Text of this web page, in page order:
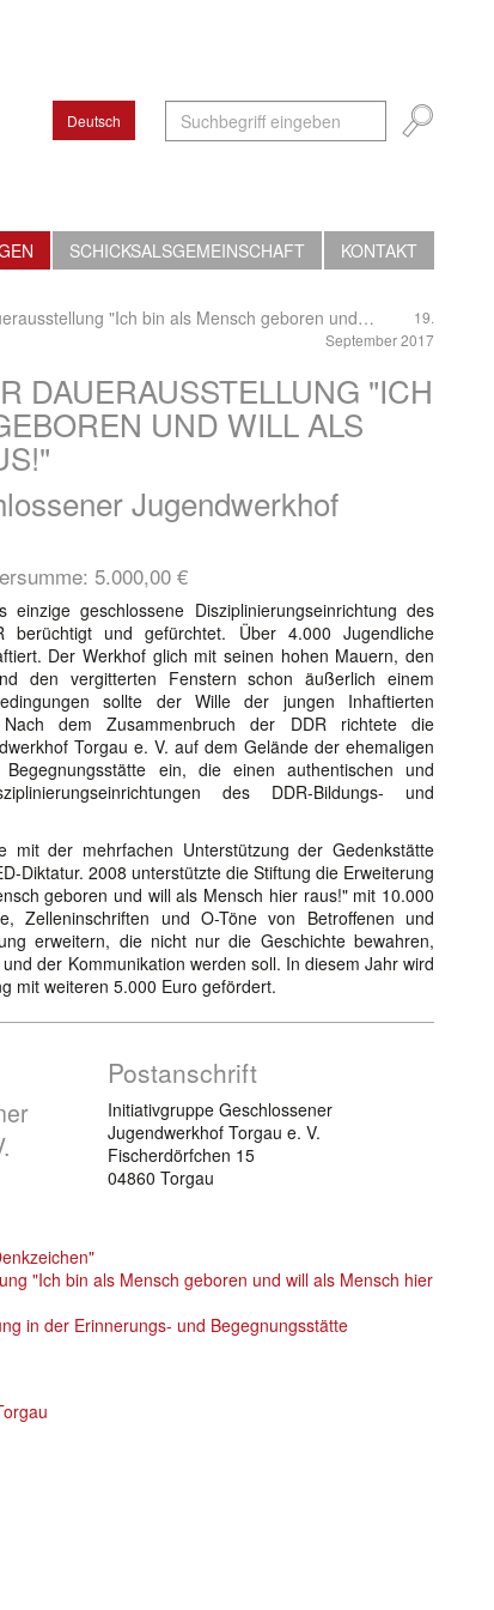
Deutsch
SCHICKSALSGEMEINSCHAFT KONTAKT
"Ich bin als Mensch geboren und…
19.
September 2017
DAUERAUSSTELLUNG "ICH
UND WILL ALS
Jugendwerkhof
5.000,00 €
geschlossene Disziplinierungseinrichtung des
berüchtigt und gefürchtet. Über 4.000 Jugendliche
Der Werkhof glich mit seinen hohen Mauern, den
den vergitterten Fenstern schon äußerlich einem
sollte der Wille der jungen Inhaftierten
Nach dem Zusammenbruch der DDR richtete die
Torgau e. V. auf dem Gelände der ehemaligen
ein, die einen authentischen und
des DDR-Bildungs- und
mit der mehrfachen Unterstützung der Gedenkstätte
Diktatur. 2008 unterstützte die Stiftung die Erweiterung
geboren und will als Mensch hier raus!" mit 10.000
Zelleninschriften und O-Töne von Betroffenen und
erweitern, die nicht nur die Geschichte bewahren,
der Kommunikation werden soll. In diesem Jahr wird
mit weiteren 5.000 Euro gefördert.
Postanschrift
Initiativgruppe Geschlossener
Jugendwerkhof Torgau e. V.
Fischerdörfchen 15
04860 Torgau
"Ich bin als Mensch geboren und will als Mensch hier
in der Erinnerungs- und Begegnungsstätte